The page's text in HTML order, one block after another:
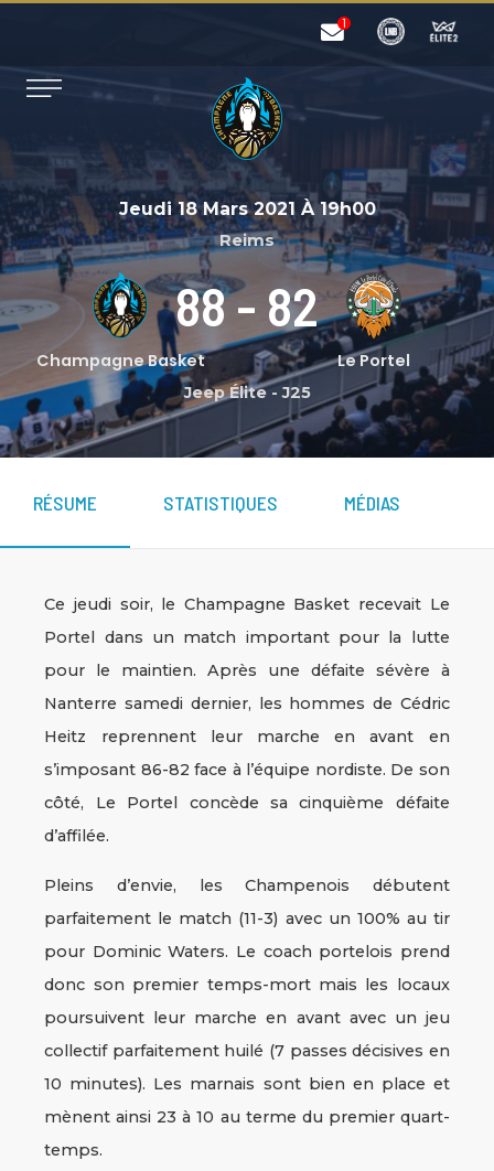
Jeudi 18 Mars 2021À 19h00
Reims
Champagne Basket
88- 82
Le Portel
Jeep Élite-J25
RÉSUME STATISTIQUES MÉDIAS
Ce jeudi soir, le Champagne Basket recevait Le
Portel dans un match important pour la lutte
pour le maintien. Après une défaite sévère à
Nanterre samedi dernier, les hommes de Cédric
Heitz reprennent leur marche en avant en
s’imposant 86-82 face à l’équipe nordiste. De son
côté, Le Portel concède sa cinquième défaite
d’affilée.
Pleins d’envie, les Champenois débutent
parfaitement le match (11-3) avec un 100% au tir
pour Dominic Waters. Le coach portelois prend
donc son premier temps-mort mais les locaux
poursuivent leur marche en avant avec un jeu
collectif parfaitement huilé (7 passes décisives en
10 minutes). Les marnais sont bien en place et
mènent ainsi 23 à 10 au terme du premier quart-
temps.